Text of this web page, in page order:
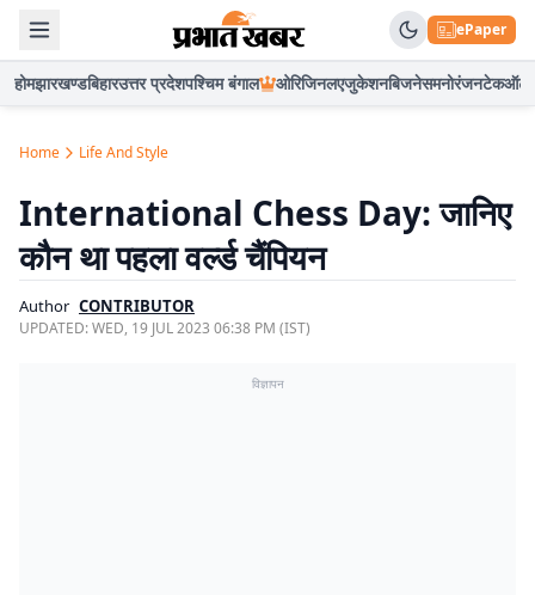
ePaper
होमझारखण्डबिहारउत्तर प्रदेशपश्चिम बंगाल ओरिजिनलएजुकेशनबिजनेसमनोरंजनटेकऑटो
Home Life And Style
International Chess Day: जानिए
कौन था पहला वर्ल्ड चैंपियन
Author CONTRIBUTOR
UPDATED:WED, 19 JUL 2023 06:38 PM (IST)
विज्ञापन